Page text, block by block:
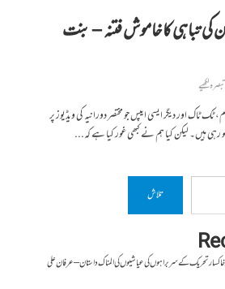
تباہی کا خاموش فتنہ – بنت
تبصرہ لکھیے
ٹک ٹاک اور دیگر ایسی ایپس جو مختصر دورانیہ کی ویڈیوز پر
ہیں۔ لیکن کیا ہم نے کبھی غور کیا ہے کہ...
تلاش
خاکسار تحریک کے سربراہوں کی عیاشیوں کی المناک داستان – عرفان علی